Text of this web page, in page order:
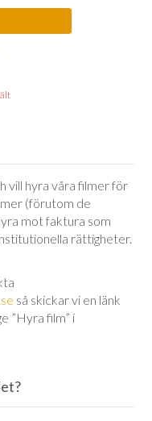
vill hyra våra filmer för
(förutom de
mot faktura som
rättigheter.
så skickar vi en länk
”Hyra film” i